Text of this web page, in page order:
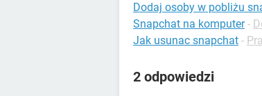
Dodaj osoby w pobliżu
Snapchat na komputer -
Jak usunac snapchat -
2 odpowiedzi